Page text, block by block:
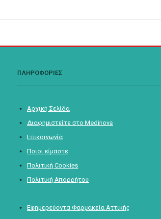
ΠΛΗΡΟΦΟΡΙΕΣ
Αρχική Σελίδα
Διαφημιστείτε στο Medinova
Επικοινωνία
Ποιοι είμαστε
Πολιτική Cookies
Πολιτική Απορρήτου
Εφημερεύοντα Φαρμακεία Αττικής